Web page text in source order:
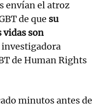
envían el atroz
de que su
vidas son
de Human Rights
minutos antes de